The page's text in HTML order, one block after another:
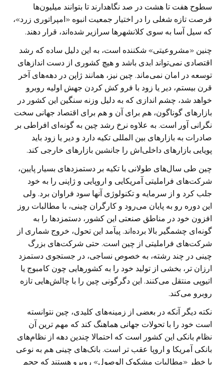
سطوح هفت تا هشت در صد نگاهدارند تا بتوانند میلیون‌ها
فرصت تازه شغلی را در اختیار جمعیت انبوه «امپراتوری زرد»،
که سیل آسا به سوی کلانشهر‌ها سرازیر شده‌اند، قرار دهند.
چنین «مشروعیتی» شکننده است، به این دلیل ساده که رشد
اقتصادی نمی‌تواند ابدی باشد و هیچ کشوری از دست انداز‌های
توسعه در امان نمی‌ماند. چین نیز، همانند ژاپن در دهه‌های آخر
قرن بیستم، دیر یا زود با فرو کش کردن جهش اولیه روبرو
خواهد شد، چشم اندازی که به دلیل وزنه سنگین این کشور در
بازار‌های گوناگون، هم برای آن و هم برای اقتصاد جهانی سخت
نگرانی آور است. به علاوه نرخ رشد چین به گونه‌ای افراطی بر
صادرات به بازار‌های بین المللی تکیه دارد و دیر یا زود باید
پویایی بازار‌های داخلی‌اش را جانشین بازار‌های خارجی کند.
چین طی سال‌های طولانی با تکیه بر دستمزد‌های بسیار پایین،
شرکت‌های فراملیتی آمریکایی و اروپایی و ژاپنی را به خود
جلب کرد و از سرمایه و تکنولوژی آنها سود فراوان برد. ولی
این دوره رو به پایان می‌رود و کارگران چینی، با مطالبات روز
افزون خود در مناطق صنعتی این کشور، دستمزد‌ها را به
گونه‌ای چشمگیر بالا برده‌اند. پیآمد این تحول، خروج شماری از
شرکت‌های فراملیتی از چین است. حتی شرکت‌های بزرگ
چینی در چند رشته، به خصوص نساجی، در جستجوی دستمزد
ارزان تر، بخشی از تولید خود را به کشور‌هایی چون کامبوج یا
اتیوپی منتقل می‌کنند. این دگرگونی چین را با چالش‌هایی تازه
روبرو می‌کند.
نکته دیگر آنکه در بعضی از زمینه‌های کلیدی، چین نتوانسته
است خود را با تحولات جهانی هماهنگ کند که مهم ترین آن
نظام بانکی این کشور است که احتمالا چندین دهه از نظام‌های
بانکی آمریکا و اروپا عقب تر است. بانک‌های چینی هم به نوعی
با خطر «مطالبات مشکوک الوصول» روبرو هستند که حجم